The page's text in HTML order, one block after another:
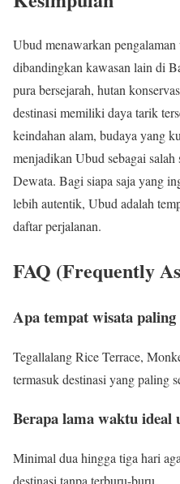
Ubud menawarkan pengalaman
dibandingkan kawasan lain di
pura bersejarah, hutan
destinasi memiliki daya tarik
keindahan alam, budaya yang
menjadikan Ubud sebagai
Dewata. Bagi siapa saja yang
lebih autentik, Ubud adalah
daftar perjalanan.
FAQ (Frequently
Apa tempat wisata
Tegallalang Rice Terrace,
termasuk destinasi yang paling
Berapa lama waktu
Minimal dua hingga tiga hari
destinasi tanpa terburu-buru.